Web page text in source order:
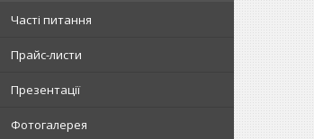
Часті питання
Прайс-листи
Презентації
Фотогалерея